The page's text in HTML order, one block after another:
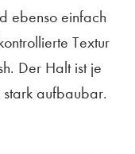
ebenso einfach
Textur
Der Halt ist je
stark aufbaubar.